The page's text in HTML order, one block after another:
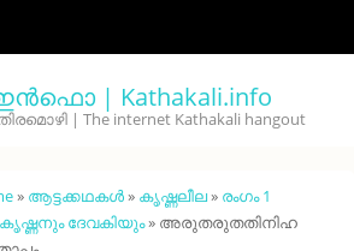
| Kathakali.info
| The internet Kathakali hangout
are here
» ആട്ടക്കഥകൾ» കൃഷ്ണലീല» രംഗം 1
ദേവകിയും» അരുതരുതതിനിഹ